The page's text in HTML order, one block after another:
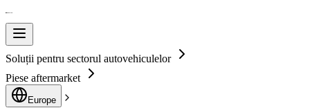
Soluții pentru sectorul autovehiculelor
Piese aftermarket
Europe